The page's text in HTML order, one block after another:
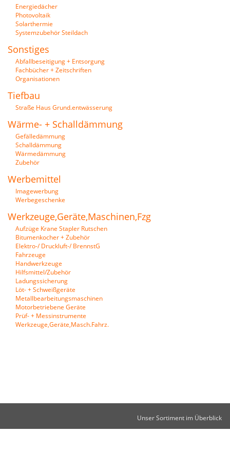
Energiedächer
Photovoltaik
Solarthermie
Systemzubehör Steildach
Sonstiges
Abfallbeseitigung + Entsorgung
Fachbücher + Zeitschriften
Organisationen
Tiefbau
Straße Haus Grund.entwässerung
Wärme- + Schalldämmung
Gefälledämmung
Schalldämmung
Wärmedämmung
Zubehör
Werbemittel
Imagewerbung
Werbegeschenke
Werkzeuge,Geräte,Maschinen,Fzg
Aufzüge Krane Stapler Rutschen
Bitumenkocher + Zubehör
Elektro-/ Druckluft-/ BrennstG
Fahrzeuge
Handwerkzeuge
Hilfsmittel/Zubehör
Ladungssicherung
Löt- + Schweißgeräte
Metallbearbeitungsmaschinen
Motorbetriebene Geräte
Prüf- + Messinstrumente
Werkzeuge,Geräte,Masch.Fahrz.
Unser Sortiment im Überblick